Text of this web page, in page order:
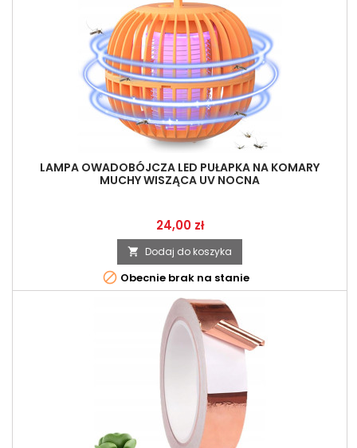
LAMPA OWADOBÓJCZA LED PUŁAPKA NA KOMARY
MUCHY WISZĄCA UV NOCNA
Cena
24,00 zł
 Dodaj do koszyka
 Obecnie brak na stanie